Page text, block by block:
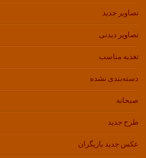
تصاویر جدید
تصاویر دیدنی
تغذیه مناسب
دسته‌بندی نشده
صبحانه
طرح جدید
عکس جدید بازیگران